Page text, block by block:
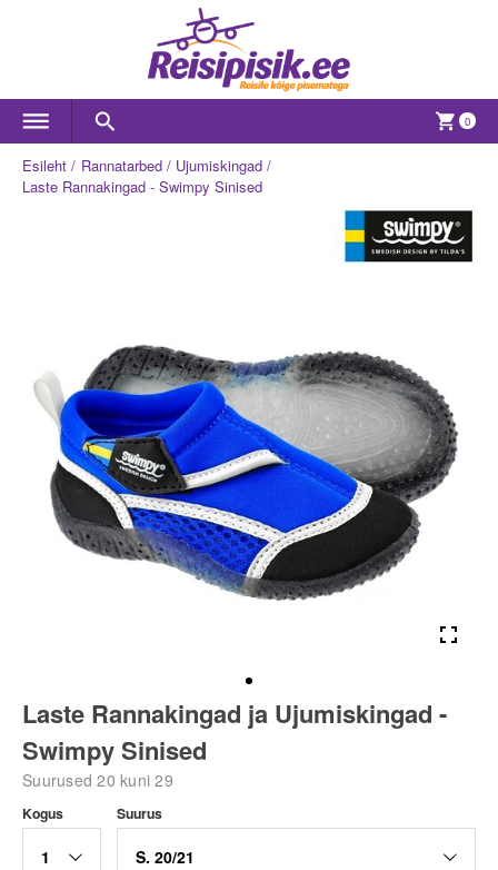
0
Esileht Rannatarbed
Ujumiskingad
Laste Rannakingad - Swimpy Sinised
Laste Rannakingad ja Ujumiskingad -
Swimpy Sinised
Suurused 20 kuni 29
Kogus
1
Suurus
S. 20/21